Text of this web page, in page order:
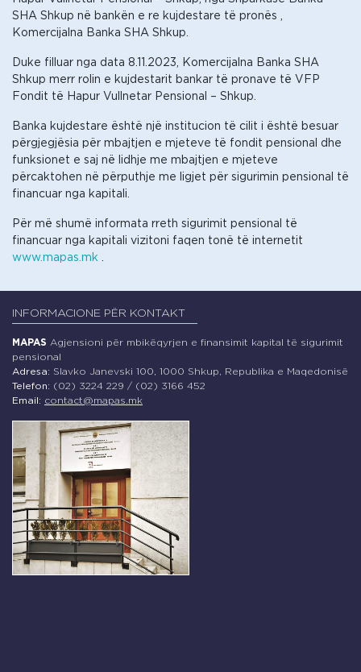
SHA Shkup në bankën e re kujdestare të pronës ,
Komercijalna Banka SHA Shkup.
Duke filluar nga data 8.11.2023, Komercijalna Banka SHA
Shkup merr rolin e kujdestarit bankar të pronave të VFP
Fondit të Hapur Vullnetar Pensional – Shkup.
Banka kujdestare është një institucion të cilit i është besuar
përgjegjësia për mbajtjen e mjeteve të fondit pensional dhe
funksionet e saj në lidhje me mbajtjen e mjeteve
përcaktohen në përputhje me ligjet për sigurimin pensional të
financuar nga kapitali.
Për më shumë informata rreth sigurimit pensional të
financuar nga kapitali vizitoni faqen tonë të internetit
www.mapas.mk .
INFORMACIONE PËR KONTAKT
MAPAS Agjensioni për mbikëqyrjen e finansimit kapital të sigurimit
pensional
Adresa: Slavko Janevski 100, 1000 Shkup, Republika e Maqedonisë
Telefon: (02) 3224 229 / (02) 3166 452
Email: contact@mapas.mk